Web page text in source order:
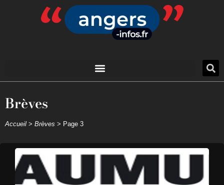
Brèves
Accueil > Brèves > Page 3